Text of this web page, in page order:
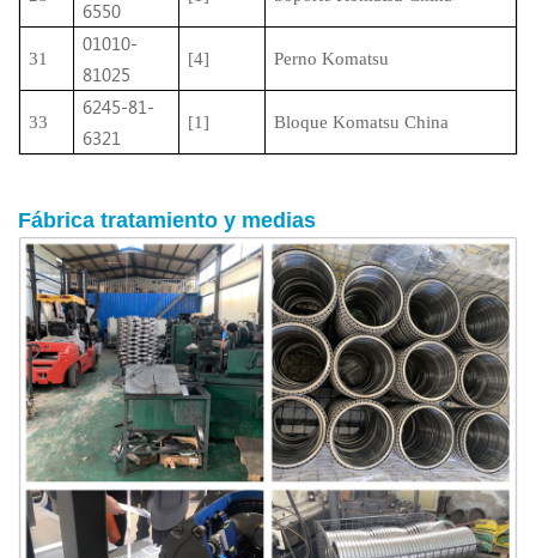
6550
31
01010-
81025
[4] Perno Komatsu
33
6245-81-
6321
[1] Bloque Komatsu China
Fábrica tratamiento y medias